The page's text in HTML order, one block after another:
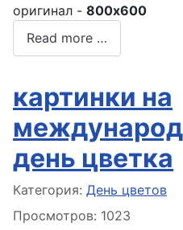
оригинал - 800x600
Read more …
картинки на
день цветка
Информация о материале
Категория: День цветов
Просмотров: 1023